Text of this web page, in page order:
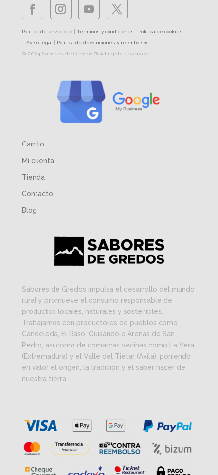
Política de privacidad Términos y condiciones Política de cookies
Aviso legal| Política de devoluciones y reembolsos
© 2024 Sabores de Gredos ® All rights reserved.
Carrito
Mi cuenta
Tienda
Contacto
Blog
Sabores de Gredos impulsa el desarrollo del mundo
rural y promueve el consumo responsable de
productos locales, naturales y sostenibles.
Trabajamos con productores de pueblos como
Candeleda, El Raso, Guisando o Arenas de San
Pedro, así como de comarcas vecinas como La Vera
(Extremadura) y el Valle del Tiétar (Ávila), poniendo
en valor el origen, la tradición y el saber hacer de
nuestra tierra.